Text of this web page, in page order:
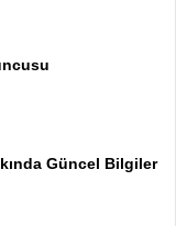
Güncel Bilgiler